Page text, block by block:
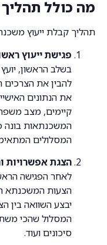
מה כולל
תהליך קבלת ייעוץ
פגישת ייעוץ
בשלב הראשון,
להבין את הצרכים
את הנתונים
קיימים, מצב
המשכנתאות בונה
המסלולים
הצגת אפשרויות
לאחר הפגישה
הצעות המשכנתא
יבצע השוואה בין
המסלול שהכי
סיכונים ועוד.